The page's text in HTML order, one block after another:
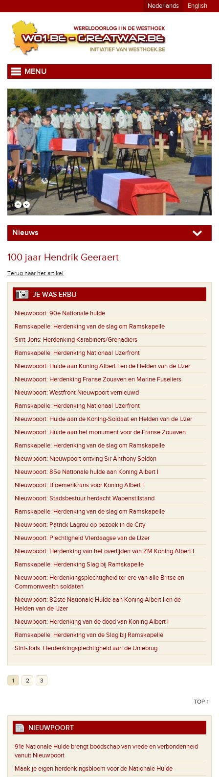
Nederlands English
MENU
Nieuws
100 jaar Hendrik Geeraert
Terug naar het artikel
JE WAS ERBIJ
Nieuwpoort: 90e Nationale hulde
Ramskapelle: Herdenking van de slag om Ramskapelle
Sint-Joris: Herdenking Karabiners/Grenadiers
Ramskapelle: Herdenking Nationaal IJzerfront
Nieuwpoort: Hulde aan Koning Albert I en de Helden van de IJzer
Nieuwpoort: Herdenking Franse Zouaven en Marine Fuseliers
Nieuwpoort: Westfront Nieuwpoort vernieuwd
Ramskapelle: Herdenking Nationaal IJzerfront
Nieuwpoort: Hulde aan de Koning-Soldaat en Helden van de IJzer
Nieuwpoort: Hulde aan het monument voor de Franse Zouaven
Ramskapelle: Herdenking van de slag om Ramskapelle
Nieuwpoort: Nieuwpoort ontving Sir Anthony Seldon
Nieuwpoort: 85e Nationale hulde aan Koning Albert I
Nieuwpoort: Bloemenkrans voor Koning Albert I
Nieuwpoort: Stadsbestuur herdacht Wapenstilstand
Ramskapelle: Herdenking van de slag om Ramskapelle
Nieuwpoort: Patrick Lagrou op bezoek in de City
Nieuwpoort: Plechtigheid Vierdaagse van de IJzer
Nieuwpoort: Herdenking van het overlijden van ZM Koning Albert I
Ramskapelle: Herdenking Slag bij Ramskapelle
Nieuwpoort: Herdenkingsplechtigheid ter ere van alle Britse en
Commonwealth soldaten
Nieuwpoort: 82ste Nationale Hulde aan Koning Albert I en de
Helden van de IJzer
Nieuwpoort: Herdenking van de dood van Koning Albert I
Ramskapelle: Herdenking van de Slag bij Ramskapelle
Sint-Joris: Herdenkingsplechtigheid aan de Uniebrug
1 2 3
TOP ↑
NIEUWPOORT
91e Nationale Hulde brengt boodschap van vrede en verbondenheid
vanuit Nieuwpoort
Maak je eigen herdenkingsbloem voor de Nationale Hulde